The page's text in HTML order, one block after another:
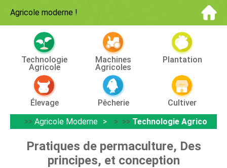
Agricole moderne !
Technologie
Agricole
Machines
Agricoles
Plantation
Élevage Pêcherie
Cultiver
>> Agricole Moderne > >> Technologie Agricole
Pratiques de permaculture, Des
principes, et conception